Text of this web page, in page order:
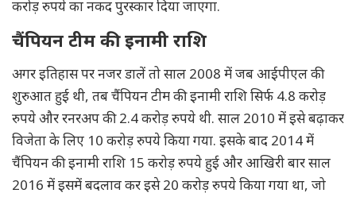
करोड़ रुपये का नकद पुरस्कार दिया जाएगा.
चैंपियन टीम की इनामी राशि
अगर इतिहास पर नजर डालें तो साल 2008 में जब आईपीएल की
शुरुआत हुई थी, तब चैंपियन टीम की इनामी राशि सिर्फ 4.8 करोड़
रुपये और रनरअप की 2.4 करोड़ रुपये थी. साल 2010 में इसे बढ़ाकर
विजेता के लिए 10 करोड़ रुपये किया गया. इसके बाद 2014 में
चैंपियन की इनामी राशि 15 करोड़ रुपये हुई और आखिरी बार साल
2016 में इसमें बदलाव कर इसे 20 करोड़ रुपये किया गया था, जो